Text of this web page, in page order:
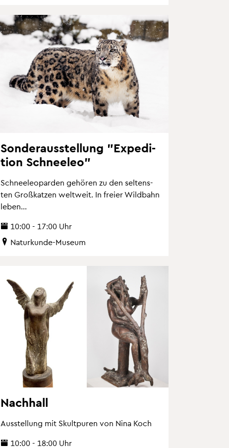
Son­der­aus­stel­lung "Ex­pe­di­
ti­on Schnee­leo"
Schnee­leo­par­den ge­hö­ren zu den sel­tens­
ten Gro­ß­kat­zen welt­weit. In frei­er Wild­bahn
leben...
10:00 - 17:00 Uhr
Na­tur­kun­de-Mu­se­um
Nach­hall
Aus­stel­lung mit Skultpu­ren von Nina Koch
10:00 - 18:00 Uhr